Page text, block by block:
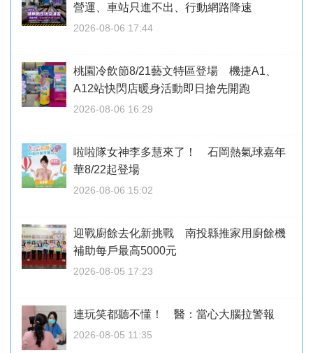
營運、車站只進不出、行動網路降速
2026-08-06 17:44
桃園冷飲節8/21藝文特區登場 機捷A1、
A12站快閃店暖身活動即日搶先開跑
2026-08-06 16:29
啦啦隊女神李多慧來了！ 石岡熱氣球嘉年
華8/22起登場
2026-08-06 15:02
迎戰廚餘去化新挑戰 南投縣推家用廚餘機
補助每戶最高5000元
2026-08-05 17:23
連玩笑都聽不懂！ 醫：當心大腦拉警報
2026-08-05 11:35